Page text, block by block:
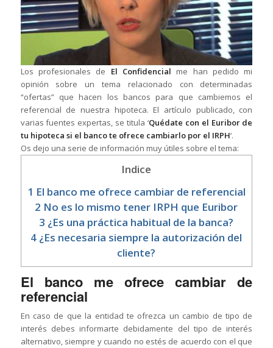
Los profesionales de El Confidencial me han pedido mi
opinión sobre un tema relacionado con determinadas
“ofertas” que hacen los bancos para que cambiemos el
referencial de nuestra hipoteca. El artículo publicado, con
varias fuentes expertas, se titula ‘Quédate con el Euribor de
tu hipoteca si el banco te ofrece cambiarlo por el IRPH‘.
Os dejo una serie de información muy útiles sobre el tema:
Indice
1 El banco me ofrece cambiar de referencial
2 No es lo mismo tener IRPH que Euribor
3 ¿Es una práctica habitual de la banca?
4 ¿Es necesaria siempre la autorización del
cliente?
El banco me ofrece cambiar de
referencial
En caso de que la entidad te ofrezca un cambio de tipo de
interés debes informarte debidamente del tipo de interés
alternativo, siempre y cuando no estés de acuerdo con el que